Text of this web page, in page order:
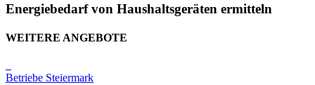
Energiebedarf von Haushaltsgeräten ermitteln
WEITERE ANGEBOTE
Betriebe Steiermark